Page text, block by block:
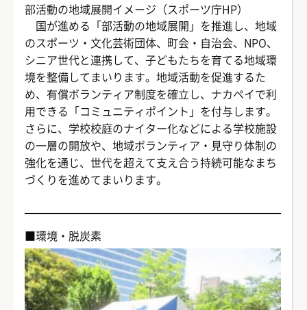
部活動の地域展開イメージ（スポーツ庁HP）
国が進める「部活動の地域展開」を推進し、地域
のスポーツ・文化芸術団体、町会・自治会、NPO、
シニア世代と連携して、子どもたちを育てる地域環
境を整備してまいります。地域活動を促進するた
め、有償ボランティア制度を確立し、ナカペイで利
用できる「コミュニティポイント」を付与します。
さらに、学校校庭のナイター化などによる学校施設
の一層の開放や、地域ボランティア・見守り体制の
強化を通じ、世代を超えて支え合う持続可能なまち
づくりを進めてまいります。
■環境・脱炭素